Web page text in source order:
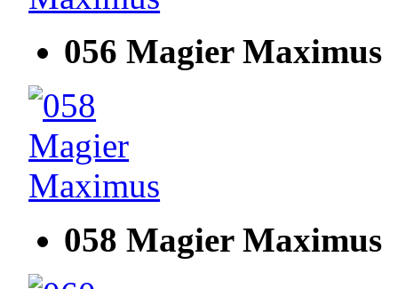
056 Magier Maximus
058 Magier Maximus